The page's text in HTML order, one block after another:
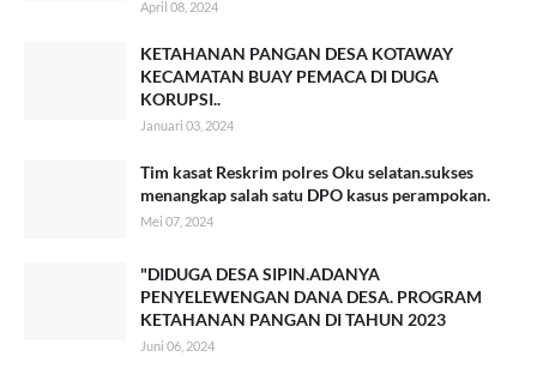
April 08, 2024
KETAHANAN PANGAN DESA KOTAWAY
KECAMATAN BUAY PEMACA DI DUGA
KORUPSI..
Januari 03, 2024
Tim kasat Reskrim polres Oku selatan.sukses
menangkap salah satu DPO kasus perampokan.
Mei 07, 2024
"DIDUGA DESA SIPIN.ADANYA
PENYELEWENGAN DANA DESA. PROGRAM
KETAHANAN PANGAN DI TAHUN 2023
Juni 06, 2024